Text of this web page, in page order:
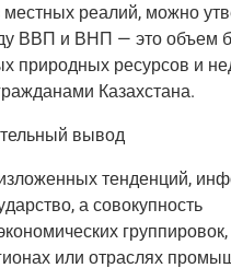
мест­ных реа­лий, мож­но
ВВП и ВНП — это объ­ем
при­род­ных ресур­сов и
Казахстана.
вывод
тен­ден­ций,
а сово­куп­ность
или отрас­лях